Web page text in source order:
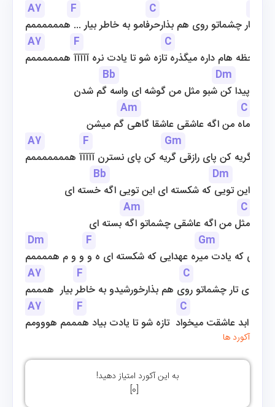
A7 F C
تار چشماتو روی هم بذارحرفامو به خاطر بیار ... هممممممم
A7
F C
لحظه هام داره میگذره تازه شو تا یادت نره آآآآآ هممممممم
Bb
Dm
پیدا کن شبو مثل من گوشه ای واسه گم شدن
Am
C
ماه من اگه عاشقی عاشقا گاهی گم میشن
A7
F Gm
گریه کن پای رازقی گریه کن پای نسترن آآآآآ همممممممم
Bb
Dm
این تویی که شکسته ای این تویی اگه خسته ای
Am
C
مثل من اگه عاشقی چشماتو اگه بسته ای
Dm
F
Gm
تویی که یادت میره عهدایی که شکسته ای ه و و و م هممممم
A7
F
C
شبای تار چشماتو روی هم بذارخورشیدو به خاطر بیار  همممم
A7
F
C
تا   ابد عاشقت میخواد  تازه شو تا یادت بیاد همممم هووومم
آکورد ها
به این آکورد امتیاز دهید!
[
0
]